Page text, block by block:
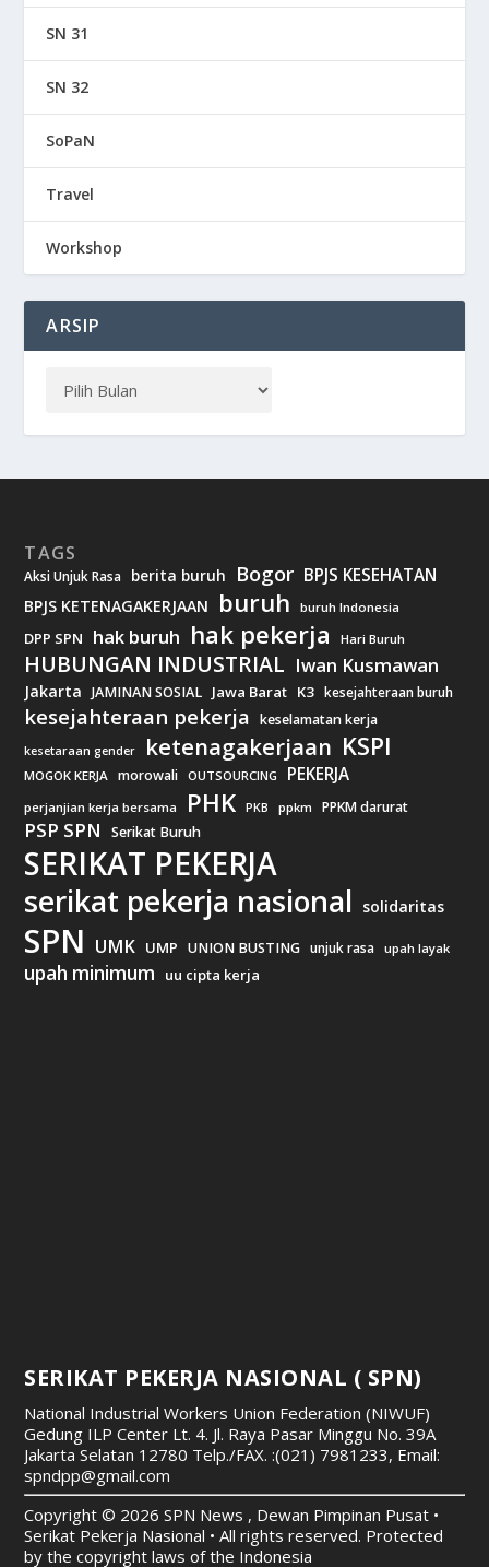
SN 31
SN 32
SoPaN
Travel
Workshop
ARSIP
TAGS
Aksi Unjuk Rasa berita buruh Bogor BPJS KESEHATAN
BPJS KETENAGAKERJAAN buruh buruh Indonesia
DPP SPN hak buruh hak pekerja Hari Buruh
HUBUNGAN INDUSTRIAL Iwan Kusmawan
Jakarta JAMINAN SOSIAL Jawa Barat K3 kesejahteraan buruh
kesejahteraan pekerja keselamatan kerja
kesetaraan gender ketenagakerjaan KSPI
MOGOK KERJA morowali OUTSOURCING PEKERJA
perjanjian kerja bersama PHK PKB ppkm PPKM darurat
PSP SPN Serikat Buruh
SERIKAT PEKERJA
serikat pekerja nasional solidaritas
SPN UMK UMP UNION BUSTING unjuk rasa upah layak
upah minimum uu cipta kerja
SERIKAT PEKERJA NASIONAL ( SPN)
National Industrial Workers Union Federation (NIWUF)
Gedung ILP Center Lt. 4. Jl. Raya Pasar Minggu No. 39A
Jakarta Selatan 12780 Telp./FAX. :(021) 7981233, Email:
spndpp@gmail.com
Copyright © 2026 SPN News , Dewan Pimpinan Pusat •
Serikat Pekerja Nasional • All rights reserved. Protected
by the copyright laws of the Indonesia